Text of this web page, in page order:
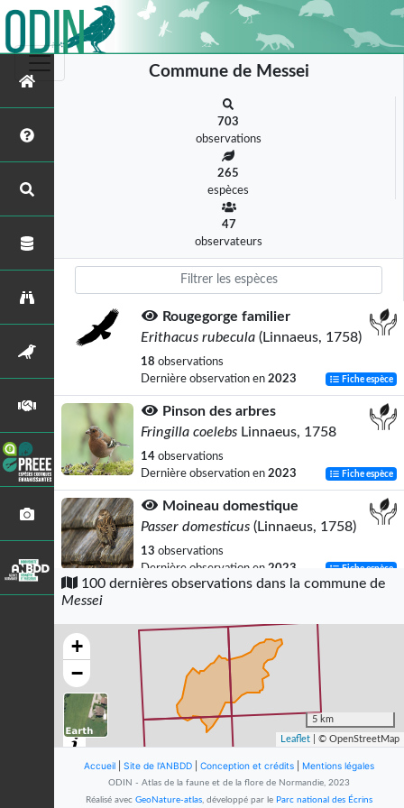
Commune de Messei
703
observations
265
espèces
47
observateurs
Rougegorge familier
Erithacus rubecula (Linnaeus, 1758)
18 observations
Dernière observation en 2023 Fiche espèce
Pinson des arbres
Fringilla coelebs Linnaeus, 1758
14 observations
Dernière observation en 2023 Fiche espèce
Moineau domestique
Passer domesticus (Linnaeus, 1758)
13 observations
Dernière observation en 2023 Fiche espèce
Maniola jurtina(Linnaeus, 1758)
Dernière observation en2021
Merle noir
Turdus merulaLinnaeus, 1758
12
Tourterelle turque
100 dernières observations dans la commune de
Messei
+
−
5 km
Leaflet | © OpenStreetMap
Accueil Site de l'ANBDD Conception et crédits Mentions légales
ODIN - Atlas de la faune et de la flore de Normandie, 2023
Réalisé avec GeoNature-atlas, développé par le Parc national des Écrins